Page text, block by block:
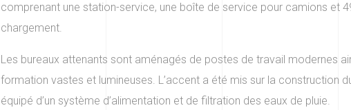
comprenant une station-service, une boîte de service pour camions et
chargement.
Les bureaux attenants sont aménagés de postes de travail modernes
formation vastes et lumineuses. L’accent a été mis sur la construction
équipé d’un système d’alimentation et de filtration des eaux de pluie.